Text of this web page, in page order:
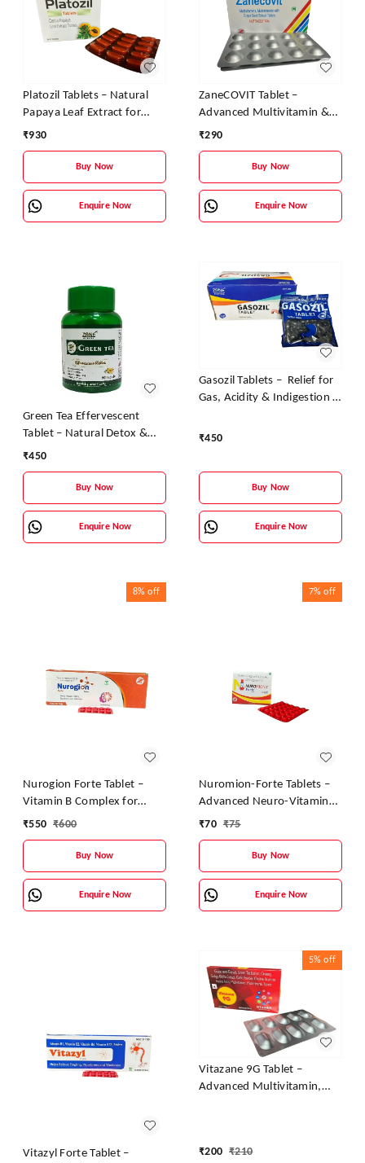
Platozil Tablets – Natural
Papaya Leaf Extract for
Platelet Boost & Dengue
₹930
Buy Now
Enquire Now
ZaneCOVIT Tablet –
Advanced Multivitamin &
Antioxidant Formula for
₹290
Buy Now
Enquire Now
Green Tea Effervescent
Tablet – Natural Detox &
Slimming Support
₹450
Buy Now
Enquire Now
Gasozil Tablets – Relief for
Gas, Acidity & Indigestion |
₹450
Buy Now
Enquire Now
8% off
Nurogion Forte Tablet –
Vitamin B Complex for
Nerve & Energy Support
₹550 ₹600
Buy Now
Enquire Now
7% off
Nuromion-Forte Tablets –
Advanced Neuro-Vitamin
Support for Nerves and
₹70 ₹75
Buy Now
Enquire Now
Vitazyl Forte Tablet –
5% off
Vitazane 9G Tablet –
Advanced Multivitamin,
₹200 ₹210